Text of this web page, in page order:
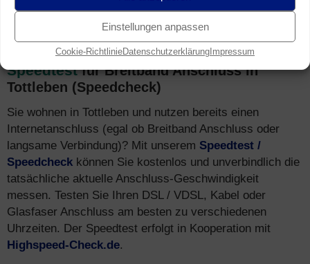
Einstellungen anpassen
Cookie-RichtlinieDatenschutzerklärung Impressum
HSPA (3G).
Speedtestfür Breitband Anschluss in
Tottleben (Speedcheck)
Sie wohnen in Tottleben und nutzen bereits einen
Internetanschluss (egal ob Breitband Anschluss oder
langsame Verbindung)? Mit unserem Speedtest /
Speedcheck können Sie kostenlos und unverbindlich die
tatsächliche aktuelle Anschluss-Geschwindigkeit
messen. Testen Sie Ihren DSL / VDSL, Kabel oder
Glasfaser Anschluss am besten zu verschiedenen
Uhrzeiten. Der Speedtest erfolgt in Kooperation mit
Highspeed-Check.de.